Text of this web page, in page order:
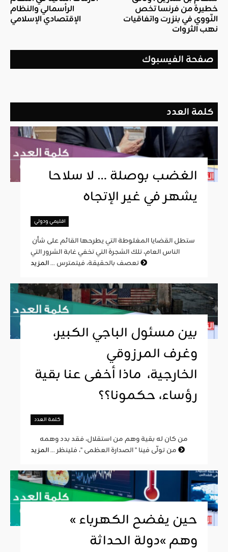
الرأسمالي والنظام
الإقتصادي الإسلامي
خطيرة من فرنسا تخص
النّووي في بنزرت واتفاقيات
نهب الثروات
صفحة الفيسبوك
كلمة العدد
الغضب بوصلة … لا سلاحا
يشهر في غير الإتجاه
اقليمي ودولي
الناس العام، تلك الشجرة التي تخفي غابة الشرور التي
تعصف بالحقيقة، فيتمترس ...
بين مسئول الباجي الكبير،
وغرف المرزوقي
الخارجية، ماذا أخفى عنا بقية
رؤساء، حكمونا؟؟
كلمة العدد
من تولّى فينا " الصدارة العظمى "، فلينظر ...
« حين يفضح الكهرباء
وهم »دولة الحداثة